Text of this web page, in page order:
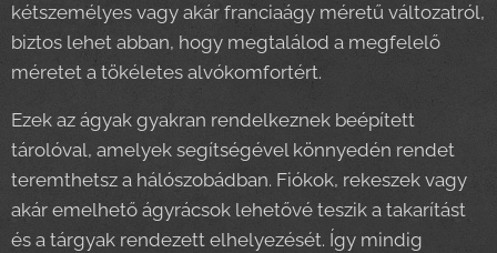
kétszemélyes vagy akár franciaágy méretű változatról,
biztos lehet abban, hogy megtalálod a megfelelő
méretet a tökéletes alvókomfortért.
Ezek az ágyak gyakran rendelkeznek beépített
tárolóval, amelyek segítségével könnyedén rendet
teremthetsz a hálószobádban. Fiókok, rekeszek vagy
akár emelhető ágyrácsok lehetővé teszik a takarítást
és a tárgyak rendezett elhelyezését. Így mindig